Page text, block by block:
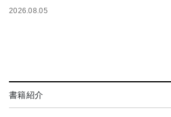
2026.08.05
書籍紹介